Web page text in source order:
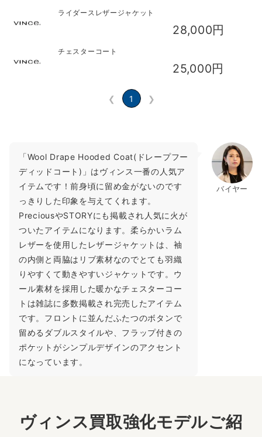
ライダースレザージャケット
28,000円
チェスターコート
25,000円
❮ 1 ❯
バイヤー
「Wool Drape Hooded Coat(ドレープフー
ディッドコート)」はヴィンス一番の人気ア
イテムです！前身頃に留め金がないのです
っきりした印象を与えてくれます。
PreciousやSTORYにも掲載され人気に火が
ついたアイテムになります。柔らかいラム
レザーを使用したレザージャケットは、袖
の内側と両脇はリブ素材なのでとても羽織
りやすくて動きやすいジャケットです。ウ
ール素材を採用した暖かなチェスターコー
トは雑誌に多数掲載され完売したアイテム
です。フロントに並んだふたつのボタンで
留めるダブルスタイルや、フラップ付きの
ポケットがシンプルデザインのアクセント
になっています。
ヴィンス買取強化モデルご紹